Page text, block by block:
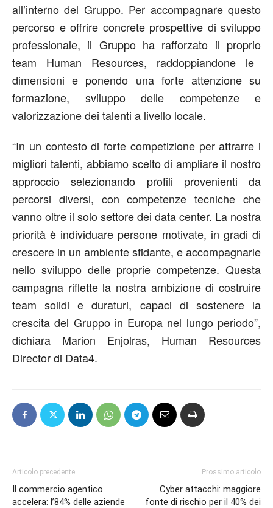
all’interno del Gruppo. Per accompagnarequesto
percorso e offrire concrete prospettive di sviluppo
professionale, il Gruppo ha rafforzato il proprio
team Human Resources, raddoppiandone le
dimensioni e ponendo una forte attenzione su
formazione, sviluppo delle competenze e
valorizzazione dei talenti a livello locale.
“In un contesto di forte competizione per attrarre i
migliori talenti, abbiamo scelto di ampliare il nostro
approccio selezionando profili provenienti da
percorsi diversi, con competenze tecniche che
vanno oltre il solo settore dei data center. La nostra
priorità è individuare persone motivate, in gradi di
crescere in un ambientesfidante, e accompagnarle
nello sviluppo delle proprie competenze. Questa
campagna riflette la nostra ambizione di costruire
team solidi e duraturi, capaci di sostenere la
crescita del Gruppo in Europa nel lungo periodo”,
dichiara
Marion Enjolras, Human Resources
Directordi Data4.
Articolo precedente
Il commercio agentico
accelera: l’84% delle aziende
Prossimo articolo
Cyber attacchi: maggiore
fonte di rischio per il 40% dei